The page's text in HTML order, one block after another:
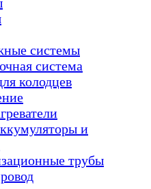
системы
система
колодцев
и
трубы